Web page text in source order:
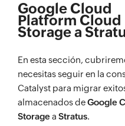
Google Cloud
Platform Cloud
Storage a
En esta sección,
necesitas seguir en la
Catalyst para migrar
almacenados deGoogle
Storage a Stratus.